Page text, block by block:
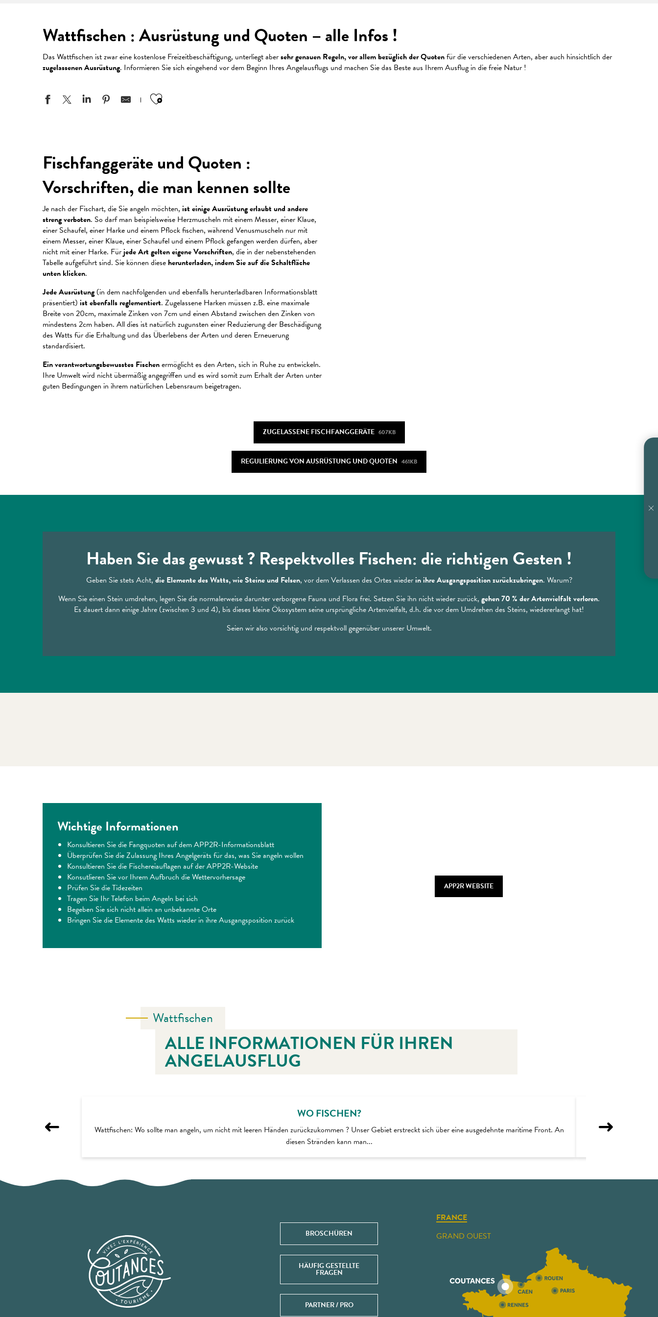
Wattfischen : Ausrüstung und Quoten – alle Infos !
Das Wattfischen ist zwar eine kostenlose Freizeitbeschäftigung, unterliegt abersehr genauen Regeln, vor allem bezüglich der Quotenfür die verschiedenen Arten, aber auch hinsichtlich der
zugelassenen Ausrüstung. Informieren Sie sich eingehend vor dem Beginn Ihres Angelausflugs und machen Sie das Beste aus Ihrem Ausflug in die freie Natur !
Ajouter aux favoris
Fischfanggeräte und Quoten :
Vorschriften, die man kennen sollte
Je nach der Fischart, die Sie angeln möchten, ist einige Ausrüstung erlaubt und andere
streng verboten. So darf man beispielsweise Herzmuscheln mit einem Messer, einer Klaue,
einer Schaufel, einer Harke und einem Pflock fischen, während Venusmuscheln nur mit
einem Messer, einer Klaue, einer Schaufel und einem Pflock gefangen werden dürfen, aber
nicht mit einer Harke. Für jede Art gelten eigene Vorschriften, die in der nebenstehenden
Tabelle aufgeführt sind. Sie können diese herunterladen, indem Sie auf die Schaltfläche
unten klicken.
Jede Ausrüstung(in dem nachfolgenden und ebenfalls herunterladbaren Informationsblatt
präsentiert) ist ebenfalls reglementiert. Zugelassene Harken müssen z.B. eine maximale
Breite von 20cm, maximale Zinken von 7cm und einen Abstand zwischen den Zinken von
mindestens 2cm haben. All dies ist natürlich zugunsten einer Reduzierung der Beschädigung
des Watts für die Erhaltung und das Überlebens der Arten und deren Erneuerung
standardisiert.
Ein verantwortungsbewusstes Fischenermöglicht es den Arten, sich in Ruhe zu entwickeln.
Ihre Umwelt wird nicht übermäßig angegriffen und es wird somit zum Erhalt der Arten unter
guten Bedingungen in ihrem natürlichen Lebensraum beigetragen.
ZUGELASSENE FISCHFANGGERÄTE 607KB
REGULIERUNG VON AUSRÜSTUNG UND QUOTEN 461KB
Haben Sie das gewusst ? Respektvolles Fischen: die richtigen Gesten !
Geben Sie stets Acht, die Elemente des Watts, wie Steine und Felsen, vor dem Verlassen des Ortes wieder in ihre Ausgangsposition zurückzubringen. Warum?
Wenn Sie einen Stein umdrehen, legen Sie die normalerweise darunter verborgene Fauna und Flora frei. Setzen Sie ihn nicht wieder zurück, gehen 70 % der Artenvielfalt verloren.
Es dauert dann einige Jahre (zwischen 3 und 4), bis dieses kleine Ökosystem seine ursprüngliche Artenvielfalt, d.h. die vor dem Umdrehen des Steins, wiedererlangt hat!
Seien wir also vorsichtig und respektvoll gegenüber unserer Umwelt.
Wichtige Informationen
Konsultieren Sie die Fangquoten auf dem APP2R-Informationsblatt
Überprüfen Sie die Zulassung Ihres Angelgeräts für das, was Sie angeln wollen
Konsultieren Sie die Fischereiauflagen auf der APP2R-Website
Konsutlieren Sie vor Ihrem Aufbruch die Wettervorhersage
Prüfen Sie die Tidezeiten
Tragen Sie Ihr Telefon beim Angeln bei sich
Begeben Sie sich nicht allein an unbekannte Orte
Bringen Sie die Elemente des Watts wieder in ihre Ausgangsposition zurück
APP2R WEBSITE
Wattfischen
ALLE INFORMATIONEN FÜR IHREN
ANGELAUSFLUG
WO FISCHEN?
Wattfischen: Wo sollte man angeln, um nicht mit leeren Händen zurückzukommen ? Unser Gebiet erstreckt sich über eine ausgedehnte maritime Front. An
diesen Stränden kann man...
Wattfischen :
BROSCHÜREN
HÄUFIG GESTELLTE
FRAGEN
PARTNER / PRO
FRANCE
GRAND OUEST